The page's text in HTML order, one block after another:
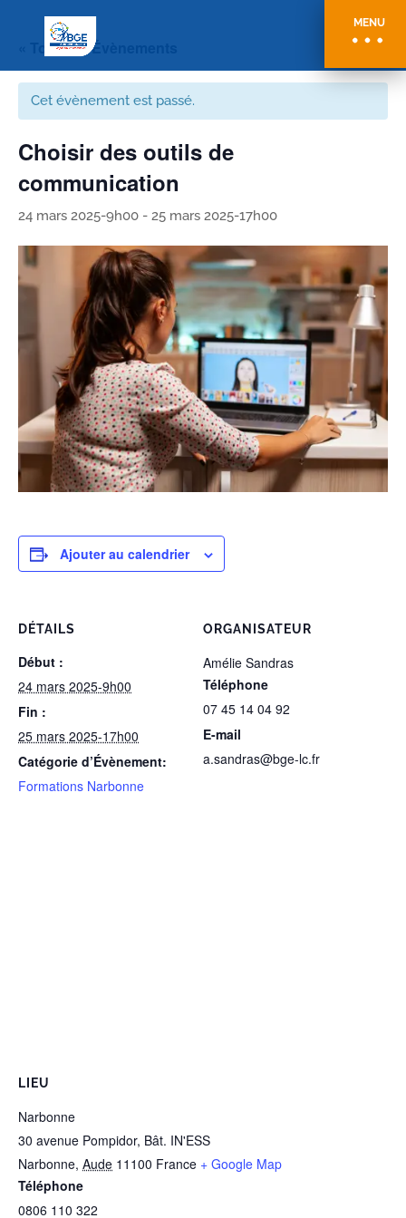
MENU
« Tous les Évènements
Cet évènement est passé.
Choisir des outils de
communication
24 mars 2025-9h00 - 25 mars 2025-17h00
Ajouter au calendrier
DÉTAILS
Début :
24 mars 2025-9h00
Fin :
25 mars 2025-17h00
Catégorie d’Évènement:
Formations Narbonne
ORGANISATEUR
Amélie Sandras
Téléphone
07 45 14 04 92
E-mail
a.sandras@bge-lc.fr
LIEU
Narbonne
30 avenue Pompidor, Bât. IN'ESS
Narbonne, Aude 11100 France + Google Map
Téléphone
0806 110 322